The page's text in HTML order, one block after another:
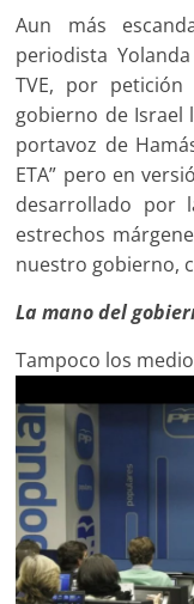
Aun más
periodista
TVE, por
gobierno de Israel
portavoz de
ETA” pero en
desarrollado por
estrechos
nuestro gobierno,
La mano del
Tampoco los